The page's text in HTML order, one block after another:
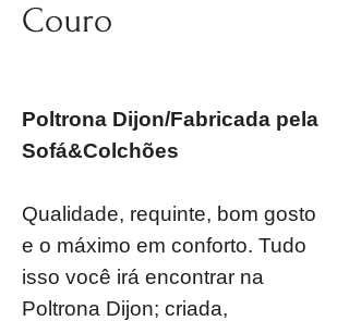
Couro
Poltrona Dijon/Fabricada pela
Sofá&Colchões
Qualidade, requinte, bom gosto
e o máximo em conforto. Tudo
isso você irá encontrar na
Poltrona Dijon; criada,